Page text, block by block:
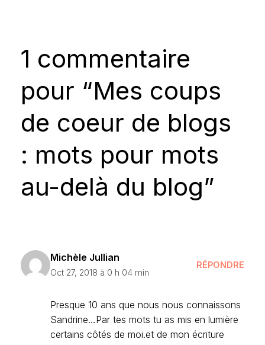
1 commentaire
pour “Mes coups
de coeur de blogs
: mots pour mots
au-delà du blog”
Michèle Jullian
Oct 27, 2018 à 0 h 04 min
RÉPONDRE
Presque 10 ans que nous nous connaissons
Sandrine…Par tes mots tu as mis en lumière
certains côtés de moi.et de mon écriture